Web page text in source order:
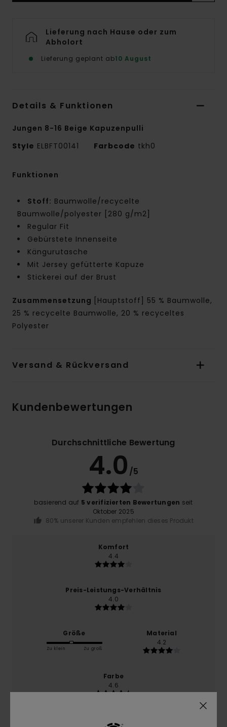
Lieferung nach Hause oder zum
Abholort
Lieferung geplant ab10 August
Details & Funktionen
Jungen 8-16 Beige Kapuzenpulli
Style ELBFT00141 Farbcode tkh0
Funktionen
Stoff: Baumwolle/recycelte
Baumwolle/polyester [280 g/m2]
Regular Fit
Gebürstete Innenseite
Kängurutasche
Mit Jersey gefütterte Kapuze
Stickerei auf der Brust
Zusammensetzung
[Hauptstoff] 55 % Baumwolle,
25 % recycelte Baumwolle, 20 % recyceltes
Polyester
Versand & Rückversand
Kundenbewertungen
Durchschnittliche Bewertung
4.0 /5
basierend auf 5 verifizierten Bewertungen seit
Oktober 2025
80% unserer Kunden empfehlen dieses Produkt
Komfort
4.4
Preis-Leistungs-Verhältnis
4.0
Größe
Zu klein Zu groß
Material
4.2
Farbe
4.6